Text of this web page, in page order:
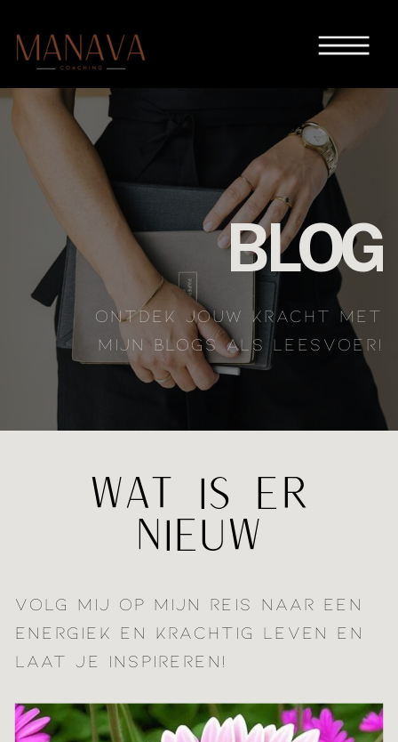
BLOG
ONTDEK JOUW KRACHT MET
MIJN BLOGS ALS LEESVOER!
VOLG MIJ OP MIJN REIS NAAR EEN
ENERGIEK EN KRACHTIG LEVEN EN
LAAT JE INSPIREREN!
WAT IS ER
NIEUW